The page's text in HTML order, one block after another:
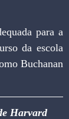
da escola
Buchanan
Harvard